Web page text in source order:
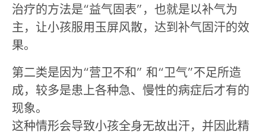
治疗的方法是“益气固表”，也就是以补气为
主，让小孩服用玉屏风散，达到补气固汗的效
果。
第二类是因为“营卫不和” 和“卫气”不足所造
成，较多是患上各种急、慢性的病症后才有的
现象。
这种情形会导致小孩全身无故出汗，并因此精